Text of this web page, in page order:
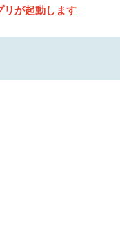
が起動します